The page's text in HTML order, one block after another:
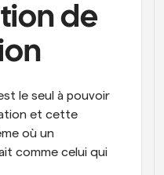
de
le seul à pouvoir
et cette
où un
comme celui qui